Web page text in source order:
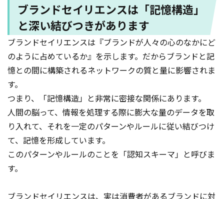
ブランドセイリエンスは「記憶構造」
と深い結びつきがあります
ブランドセイリエンスは『ブランドが人々の心のなかにど
のように占めているか』を示します。だからブランドと記
憶との間に構築されるネットワークの質と量に影響されま
す。
つまり、「記憶構造」と非常に密接な関係にあります。
人間の脳って、情報を処理する際に膨大な量のデータを取
り入れて、それを一定のパターンやルールに従い結びつけ
て、記憶を形成しています。
このパターンやルールのことを「認知スキーマ」と呼びま
す。
ブランドセイリエンスは、実は消費者があるブランドに対